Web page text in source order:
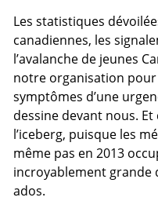
Les statistiques
canadiennes, les
l’avalanche de jeunes
notre organisation pour
symptômes d’une
dessine devant nous. Et
l’iceberg, puisque les
même pas en 2013
incroyablement grande
ados.